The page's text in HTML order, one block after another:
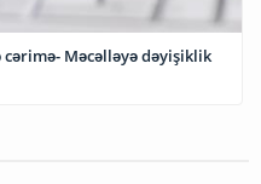
Məcəlləyə dəyişiklik